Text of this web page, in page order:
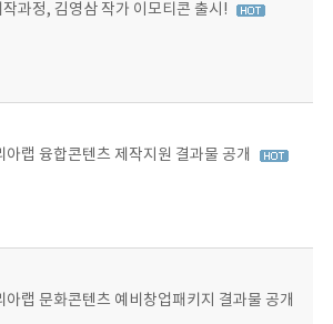
과정, 김영삼 작가 이모티콘 출시!
랩 융합콘텐츠 제작지원 결과물 공개
랩 문화콘텐츠 예비창업패키지 결과물 공개